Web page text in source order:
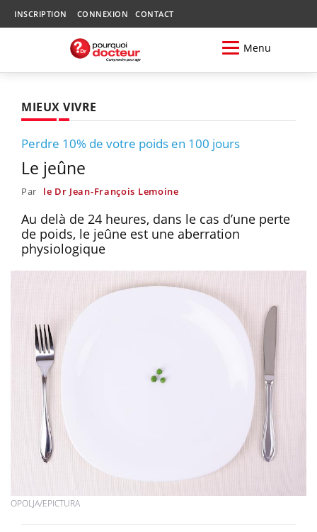
INSCRIPTION CONNEXION CONTACT
Menu
MIEUX VIVRE
Perdre 10% de votre poids en 100 jours
Le jeûne
Par le Dr Jean-François Lemoine
Au delà de 24 heures, dans le cas d’une perte
de poids, le jeûne est une aberration
physiologique
OPOLJA/EPICTURA